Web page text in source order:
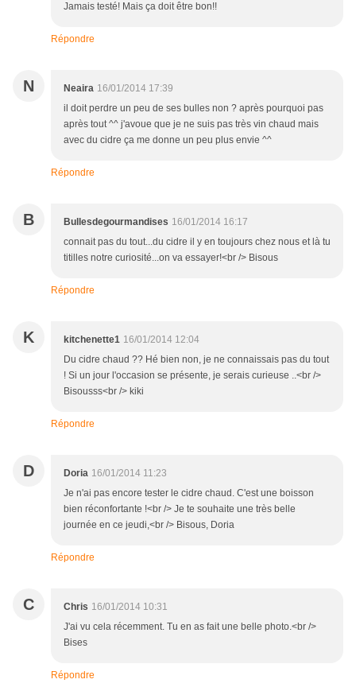
Jamais testé! Mais ça doit être bon!!
Répondre
N Neaira 16/01/2014 17:39
il doit perdre un peu de ses bulles non ? après pourquoi pas
après tout ^^ j'avoue que je ne suis pas très vin chaud mais
avec du cidre ça me donne un peu plus envie ^^
Répondre
B Bullesdegourmandises 16/01/2014 16:17
connait pas du tout...du cidre il y en toujours chez nous et là tu
titilles notre curiosité...on va essayer!<br /> Bisous
Répondre
K kitchenette1 16/01/2014 12:04
Du cidre chaud ?? Hé bien non, je ne connaissais pas du tout
! Si un jour l'occasion se présente, je serais curieuse ..<br />
Bisousss<br /> kiki
Répondre
D Doria 16/01/2014 11:23
Je n'ai pas encore tester le cidre chaud. C'est une boisson
bien réconfortante !<br /> Je te souhaite une très belle
journée en ce jeudi,<br /> Bisous, Doria
Répondre
C Chris 16/01/2014 10:31
J'ai vu cela récemment. Tu en as fait une belle photo.<br />
Bises
Répondre